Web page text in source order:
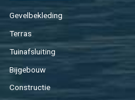
Ge­vel­be­kle­ding
Ter­ras
Tuin­af­slui­ting
Bij­ge­bouw
Con­struc­tie